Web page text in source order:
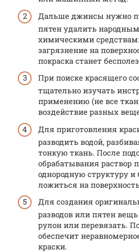
Дальше джинсы нужно
пятен удалить
химическими
загрязнение на
покраска станет
При поиске красящего
тщательно изучать
применению (не все
воздействие разных
Для приготовления
разводить водой,
тонкую ткань. После
обрабатывания раствор
однородную структуру и
ложиться на
Для создания
разводов или пятен
рулон или перевязать.
обеспечит
краски.